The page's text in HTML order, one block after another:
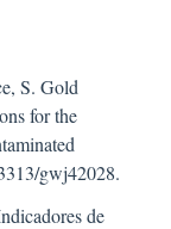
S. Gold
for the
gwj42028.
de